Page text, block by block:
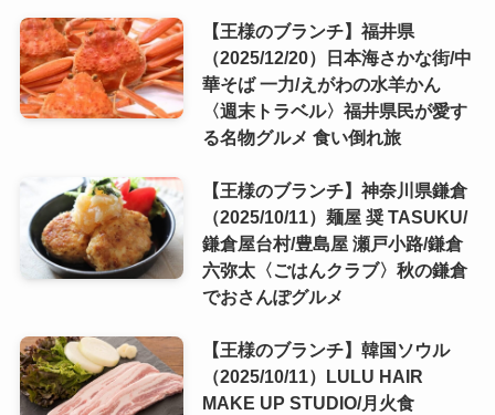
【王様のブランチ】福井県
（2025/12/20）日本海さかな街/中
華そば 一力/えがわの水羊かん
〈週末トラベル〉福井県民が愛す
る名物グルメ 食い倒れ旅
【王様のブランチ】神奈川県鎌倉
（2025/10/11）麺屋 奨 TASUKU/
鎌倉屋台村/豊島屋 瀬戸小路/鎌倉
六弥太〈ごはんクラブ〉秋の鎌倉
でおさんぽグルメ
【王様のブランチ】韓国ソウル
（2025/10/11）LULU HAIR
MAKE UP STUDIO/月火食